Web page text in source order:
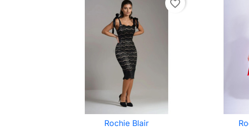
favorite_border
Rochie Blair